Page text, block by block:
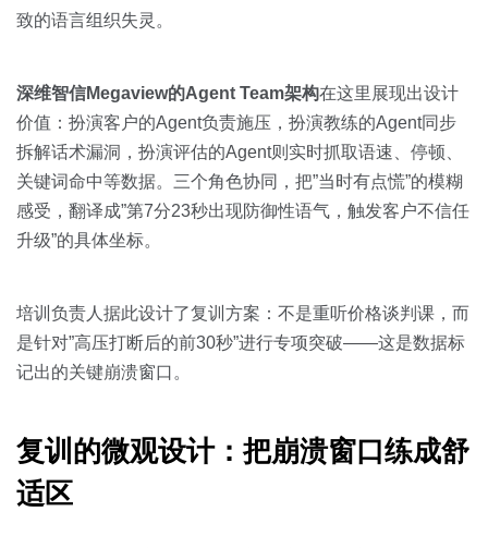
致的语言组织失灵。
深维智信Megaview的Agent Team架构在这里展现出设计
价值：扮演客户的Agent负责施压，扮演教练的Agent同步
拆解话术漏洞，扮演评估的Agent则实时抓取语速、停顿、
关键词命中等数据。三个角色协同，把”当时有点慌”的模糊
感受，翻译成”第7分23秒出现防御性语气，触发客户不信任
升级”的具体坐标。
培训负责人据此设计了复训方案：不是重听价格谈判课，而
是针对”高压打断后的前30秒”进行专项突破——这是数据标
记出的关键崩溃窗口。
复训的微观设计：把崩溃窗口练成舒
适区